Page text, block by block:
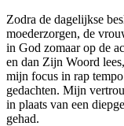
Zodra de dagelijkse
moederzorgen, de
in God zomaar op de
en dan Zijn Woord
mijn focus in rap
gedachten. Mijn
in plaats van een
gehad.